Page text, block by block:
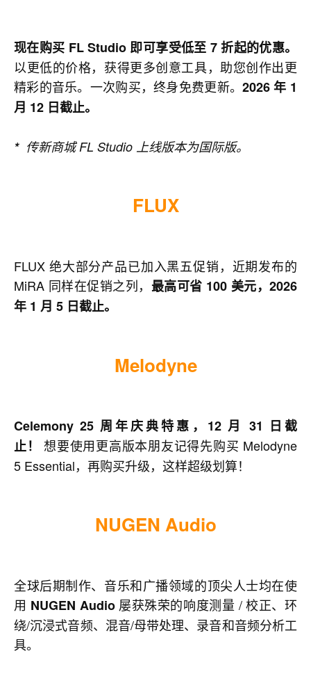
现在购买 FL Studio 即可享受低至 7 折起的优惠。
以更低的价格，获得更多创意工具，助您创作出更
精彩的音乐。一次购买，终身免费更新。2026 年 1
月 12 日截止。
* 传新商城 FL Studio 上线版本为国际版。
FLUX
FLUX 绝大部分产品已加入黑五促销，近期发布的
MiRA 同样在促销之列， 最高可省 100 美元，2026
年 1 月 5 日截止。
Melodyne
Celemony 25 周年庆典特惠，12 月 31 日截
止！
想要使用更高版本朋友记得先购买 Melodyne
5 Essential，再购买升级，这样超级划算！
NUGEN Audio
全球后期制作、音乐和广播领域的顶尖人士均在使
用 NUGEN Audio屡获殊荣的响度测量 / 校正、环
绕/沉浸式音频、混音/母带处理、录音和音频分析工
具。